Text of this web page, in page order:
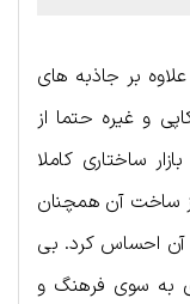
بر جاذبه های
و غیره حتما از
ساختاری کاملا
ساخت آن همچنان
آن احساس کرد. بی
به سوی فرهنگ و